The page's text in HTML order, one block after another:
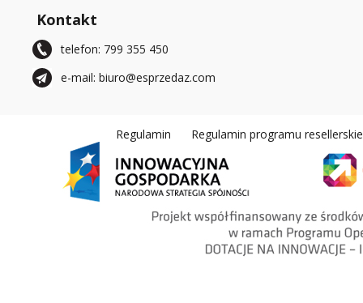
Kontakt
telefon: 799 355 450
e-mail: biuro@esprzedaz.com
Regulamin Regulamin programu